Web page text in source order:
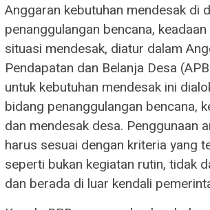
Anggaran kebutuhan mendesak di
penanggulangan bencana,
situasi mendesak, diatur dalam
Pendapatan dan Belanja Desa
untuk kebutuhan mendesak ini
bidang penanggulangan bencana,
dan mendesak desa. Penggunaan
harus sesuai dengan kriteria yang
seperti bukan kegiatan rutin, tidak
dan berada di luar kendali